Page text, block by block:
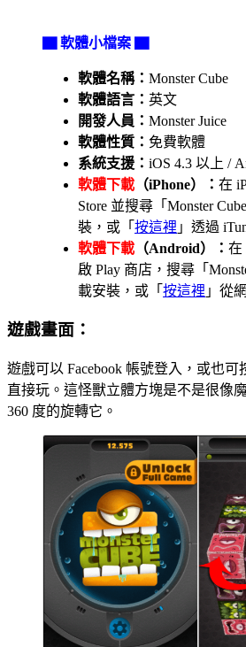
▇ 軟體小檔案 ▇
軟體名稱： Monster Cube
軟體語言： 英文
開發人員： Monster Juice
軟體性質： 免費軟體
系統支援： iOS 4.3 以上 /
軟體下載 （iPhone）： 在
Store 並搜尋「Monster
裝，或「 按這裡 」透過
軟體下載 （Android）： 在
啟 Play 商店，搜尋「
載安裝，或「 按這裡 」從
遊戲畫面：
遊戲可以 Facebook 帳號登入，或也可
直接玩。這怪獸立體方塊是不是很像
360 度的旋轉它。